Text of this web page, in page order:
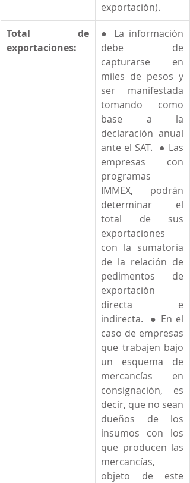
exportación).
Total de
exportaciones:
● La información
debe de
capturarse en
miles de pesos y
ser manifestada
tomando como
base a la
declaración anual
ante el SAT.  ● Las
empresas con
programas
IMMEX, podrán
determinar el
total de sus
exportaciones
con la sumatoria
de la relación de
pedimentos de
exportación
directa e
indirecta.  ● En el
caso de empresas
que trabajen bajo
un esquema de
mercancías en
consignación, es
decir, que no sean
dueños de los
insumos con los
que producen las
mercancías,
objeto de este